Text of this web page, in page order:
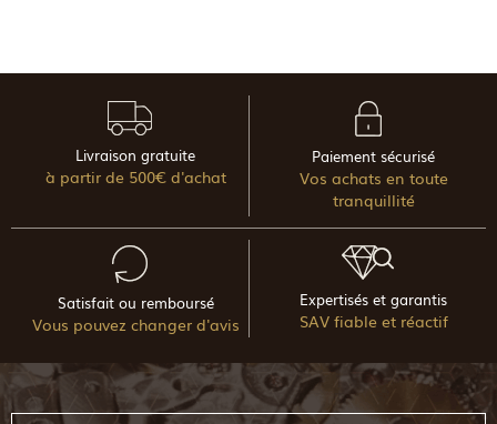
Livraison gratuite
à partir de 500€ d'achat
Paiement sécurisé
Vos achats en toute
tranquillité
Satisfait ou remboursé
Vous pouvez changer d'avis
Expertisés et garantis
SAV fiable et réactif